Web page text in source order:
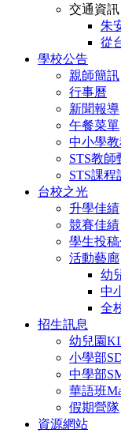
交通資訊
朱
從
學校公告
親師簡訊
行事曆
新聞報導
午餐菜單
中小學
STS教師
STS課程
台校之光
升學佳績
競賽佳績
學生投
活動藝廊
幼
中
全
招生訊息
幼兒園
小學部
中學部
華語班
假期營隊
資源網站